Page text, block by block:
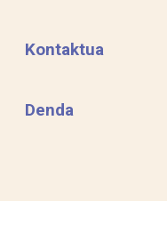
Kontaktua
Denda